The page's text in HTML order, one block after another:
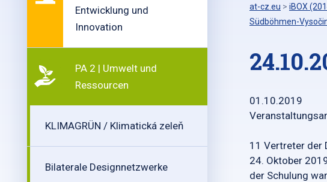
Entwicklung und
Innovation
PA 2 | Umwelt und
Ressourcen
KLIMAGRÜN / Klimatická zeleň
Bilaterale Designnetzwerke
at-cz.eu > iBOX
Südböhmen-
01.10.2019
11 Vertreter der
24. Oktober
der Schulung